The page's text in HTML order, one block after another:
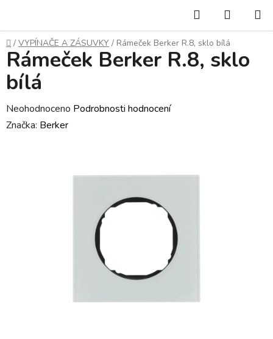
obsah
Hledat
KOŠÍK
Domů
/ VYPÍNAČE A ZÁSUVKY / Rámeček Berker R.8, sklo bílá
Rámeček Berker R.8, sklo
bílá
Průměrné
hodnocení
Neohodnoceno Podrobnosti hodnocení
Značka: Berker